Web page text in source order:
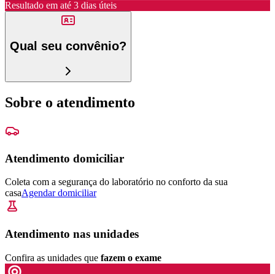
Resultado em até 3 dias úteis
Qual seu convênio?
Sobre o atendimento
Atendimento domiciliar
Coleta com a segurança do laboratório no conforto da sua
casaAgendar domiciliar
Atendimento nas unidades
Confira as unidades que fazem o exame